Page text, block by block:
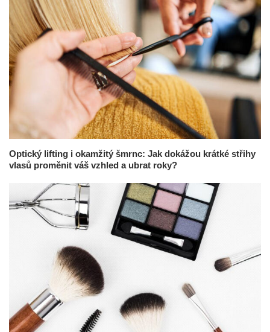
Optický lifting i okamžitý šmrnc: Jak dokážou krátké střihy
vlasů proměnit váš vzhled a ubrat roky?